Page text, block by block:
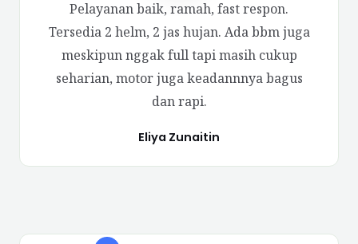
Pelayanan baik, ramah, fast respon.
Tersedia 2 helm, 2 jas hujan. Ada bbm juga
meskipun nggak full tapi masih cukup
seharian, motor juga keadannnya bagus
dan rapi.
Eliya Zunaitin